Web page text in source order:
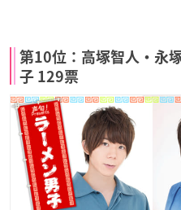
第10位：高塚智人・永
子 129票